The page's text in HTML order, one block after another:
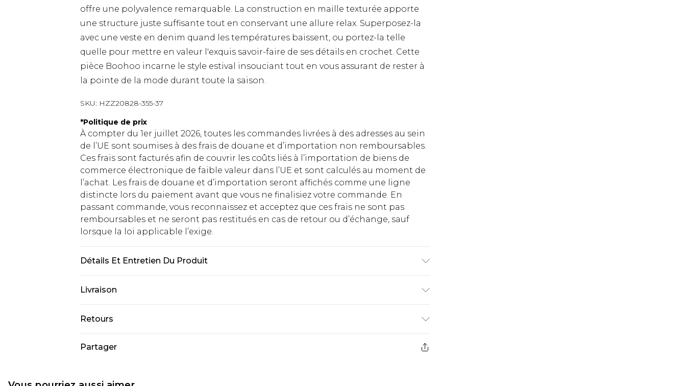
offre une polyvalence remarquable. La construction en maille texturée apporte
une structure juste suffisante tout en conservant une allure relax. Superposez-la
avec une veste en denim quand les températures baissent, ou portez-la telle
quelle pour mettre en valeur l'exquis savoir-faire de ses détails en crochet. Cette
pièce Boohoo incarne le style estival insouciant tout en vous assurant de rester à
la pointe de la mode durant toute la saison.
SKU: HZZ20828-355-37
*Politique de prix
À compter du 1er juillet 2026, toutes les commandes livrées à des adresses au sein
de l’UE sont soumises à des frais de douane et d’importation non remboursables.
Ces frais sont facturés afin de couvrir les coûts liés à l’importation de biens de
commerce électronique de faible valeur dans l’UE et sont calculés au moment de
l’achat. Les frais de douane et d’importation seront affichés comme une ligne
distincte lors du paiement avant que vous ne finalisiez votre commande. En
passant commande, vous reconnaissez et acceptez que ces frais ne sont pas
remboursables et ne seront pas restitués en cas de retour ou d’échange, sauf
lorsque la loi applicable l’exige.
Détails Et Entretien Du Produit
Livraison
Livraison standard France
€2.99
Livraison express France
€9.99
Evri Parcel Shop
Retours
nous retourner un article.
demandée.
Partager